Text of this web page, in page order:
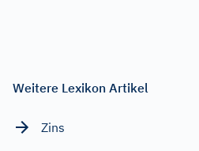
Weitere Lexikon Artikel
Zins